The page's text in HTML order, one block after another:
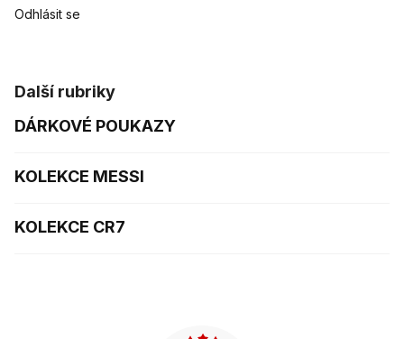
Odhlásit se
Další rubriky
DÁRKOVÉ POUKAZY
KOLEKCE MESSI
KOLEKCE CR7